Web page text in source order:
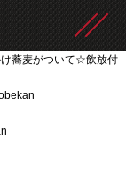
け蕎麦がついて☆飲放付